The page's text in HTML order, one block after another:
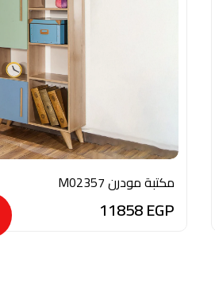
مكتبة مودرن M02357
11858EGP